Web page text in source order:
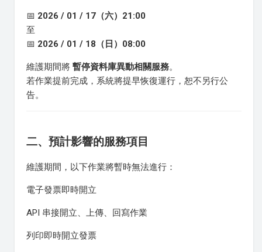
📅 2026 / 01 / 17（六）21:00
至
📅 2026 / 01 / 18（日）08:00
維護期間將 暫停資料庫異動相關服務。
若作業提前完成，系統將提早恢復運行，恕不另行公
告。
二、預計影響的服務項目
維護期間，以下作業將暫時無法進行：
電子發票即時開立
API 串接開立、上傳、回寫作業
列印即時開立發票